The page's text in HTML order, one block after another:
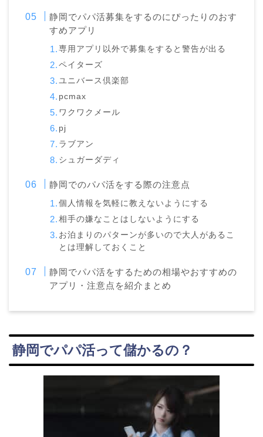
静岡でパパ活募集をするのにぴったりのおす
すめアプリ
専用アプリ以外で募集をすると警告が出る
ペイターズ
ユニバース倶楽部
pcmax
ワクワクメール
pj
ラブアン
シュガーダディ
静岡でのパパ活をする際の注意点
個人情報を気軽に教えないようにする
相手の嫌なことはしないようにする
お泊まりのパターンが多いので大人があるこ
とは理解しておくこと
静岡でパパ活をするための相場やおすすめの
アプリ・注意点を紹介まとめ
静岡でパパ活って儲かるの？